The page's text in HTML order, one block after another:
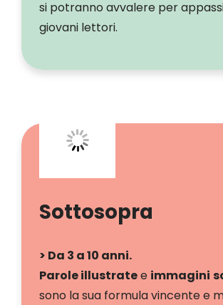
si potranno avvalere per
giovani lettori.
Sottosopra
> Da 3 a 10 anni.
Parole illustratee immagini
sono la sua formula vincente e